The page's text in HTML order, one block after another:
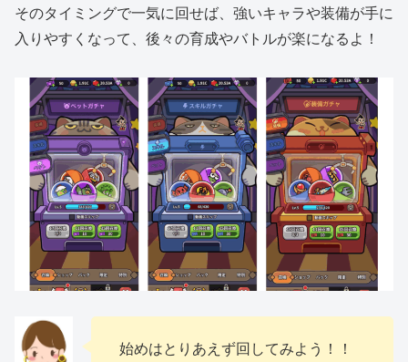
そのタイミングで一気に回せば、強いキャラや装備が手に
入りやすくなって、後々の育成やバトルが楽になるよ！
始めはとりあえず回してみよう！！